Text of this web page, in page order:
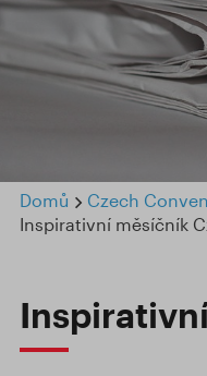
Domů Czech
Inspirativní měsíčník